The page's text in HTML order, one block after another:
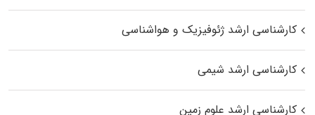
کارشناسی ارشد ژئوفیزیک و هواشناسی
کارشناسی ارشد شیمی
کارشناسی ارشد علوم زمین